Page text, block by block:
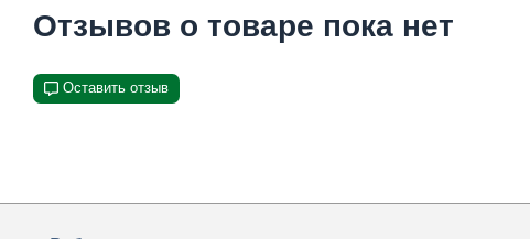
Отзывов о товаре пока нет
Оставить отзыв